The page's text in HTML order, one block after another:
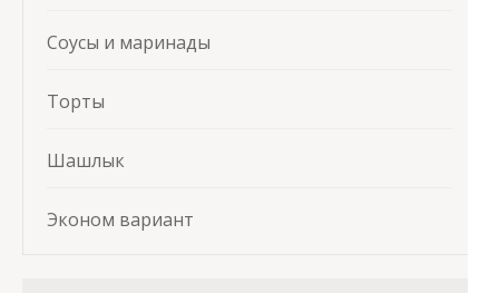
Соусы и маринады
Торты
Шашлык
Эконом вариант